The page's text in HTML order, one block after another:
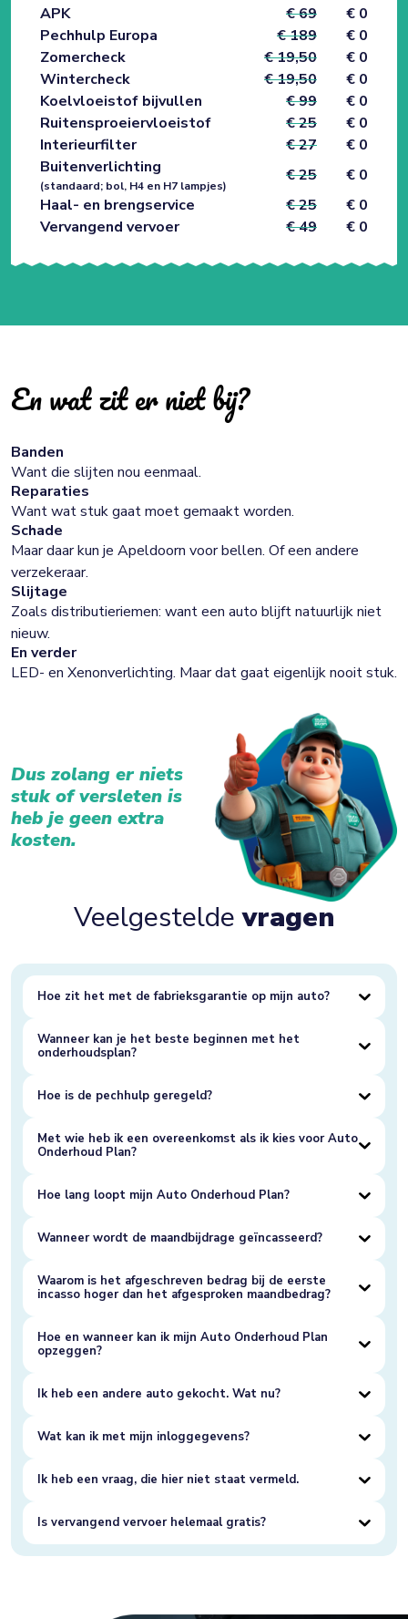
APK
€ 69
€ 0
Pechhulp Europa
€ 189
€ 0
Zomercheck
€ 19,50
€ 0
Wintercheck
€ 19,50
€ 0
Koelvloeistof bijvullen
€ 99
€ 0
Ruitensproeiervloeistof
€ 25
€ 0
Interieurfilter
€ 27
€ 0
Buitenverlichting
(standaard; bol, H4 en H7 lampjes)
€ 25
€ 0
Haal- en brengservice
€ 25
€ 0
Vervangend vervoer
€ 49 € 0
En wat zit er niet bij?
Banden
Want die slijten nou eenmaal.
Reparaties
Want wat stuk gaat moet gemaakt worden.
Schade
Maar daar kun je Apeldoorn voor bellen. Of een andere
verzekeraar.
Slijtage
Zoals distributieriemen: want een auto blijft natuurlijk niet
nieuw.
En verder
LED- en Xenonverlichting. Maar dat gaat eigenlijk nooit stuk.
Dus zolang er niets
stuk of versleten is
heb je geen extra
kosten.
Veelgesteldevragen
Hoe zit het met de fabrieksgarantie op mijn auto?
Wanneer kan je het beste beginnen met het
onderhoudsplan?
Hoe is de pechhulp geregeld?
Met wie heb ik een overeenkomst als ik kies voor Auto
Onderhoud Plan?
Hoe lang loopt mijn Auto Onderhoud Plan?
Wanneer wordt de maandbijdrage geïncasseerd?
Waarom is het afgeschreven bedrag bij de eerste
incasso hoger dan het afgesproken maandbedrag?
Hoe en wanneer kan ik mijn Auto Onderhoud Plan
opzeggen?
Ik heb een andere auto gekocht. Wat nu?
Wat kan ik met mijn inloggegevens?
Ik heb een vraag, die hier niet staat vermeld.
Is vervangend vervoer helemaal gratis?